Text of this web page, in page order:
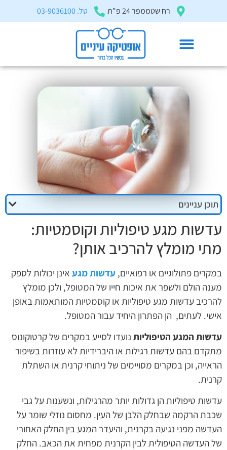
זֶה
"המרכז
הֵנְּגִישׁוּת
לְחַץ
רח שטממפר 24 פ"ת טל. 03-9036100
עדשות מגע טיפוליות וקוסמטיות
»מאמרים ומדריכים
תוכן עניינים
עדשות מגע טיפוליות וקוסמטיות:
מתי מומלץ להרכיב אותן?
במקרים פתולוגיים או רפואיים, עדשות מגע אינן יכולות לספק
מענה הולם ולשפר את איכות חייו של המטופל, ולכן מומלץ
להרכיב עדשות מגע טיפוליות או קוסמטיות המותאמות באופן
אישי. לעתים, הן הפתרון היחיד עבור המטופל.
עדשות המגע הטיפוליות נועדו לסייע במקרים של קרטוקונוס
מתקדם בהם עדשות רגילות או היברידיות לא עוזרות בשיפור
הראייה, וכן במקרים מסויימים של ניתוחי קרנית או השתלת
קרנית.
עדשות טיפוליות הן גדולות יותר מהרגילות, ונשענות על גבי
שכבת הרקמה שבחלק הלבן של העין. מחסום נוזלי שומר על
העדשה מפני נגיעה בקרנית, והיעדר המגע בין החלק האחורי
של העדשה הטיפולית לבין הקרנית מפחית את הכאב. החלק